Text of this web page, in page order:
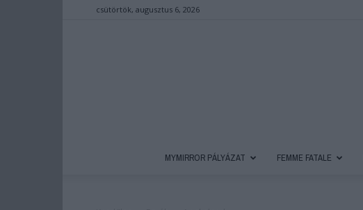
csütörtök, augusztus 6, 2026
MYMIRROR PÁLYÁZAT FEMME FATALE